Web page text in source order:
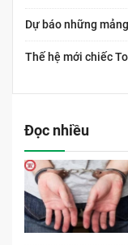
Dự báo những
Thế hệ mới chiếc
Đọc nhiều